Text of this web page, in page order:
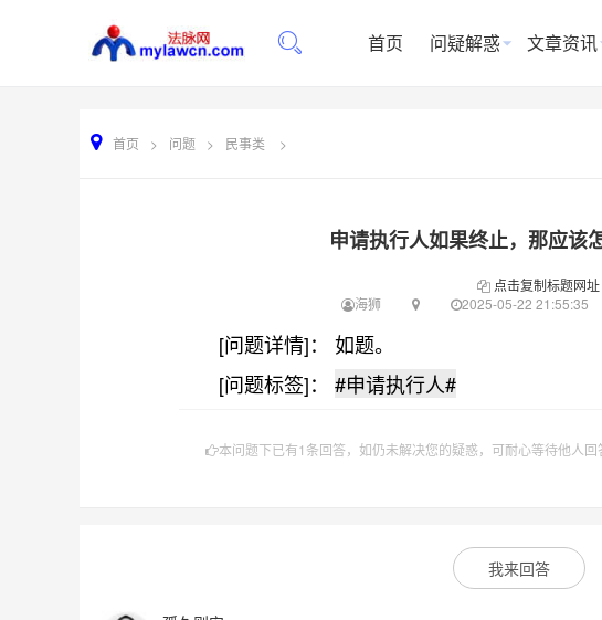
首页 问疑解惑 文章资讯
首页 > 问题 > 民事类 >
申请执行人如果终止，那应该
点击复制标题网址
海狮
2025-05-22 21:55:35
[问题详情]： 如题。
[问题标签]： #申请执行人#
本问题下已有1条回答，如仍未解决您的疑惑，可耐心等待他人回
我来回答